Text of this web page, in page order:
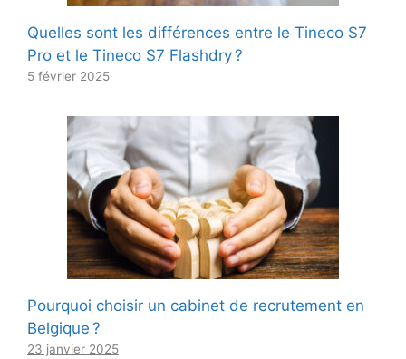
Quelles sont les différences entre le Tineco S7
Pro et le Tineco S7 Flashdry ?
5 février 2025
Pourquoi choisir un cabinet de recrutement en
Belgique ?
23 janvier 2025